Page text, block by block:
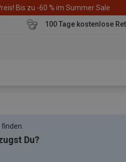
Bis zu -60 % im Summer Sale
100 Tage kostenlose
Du?